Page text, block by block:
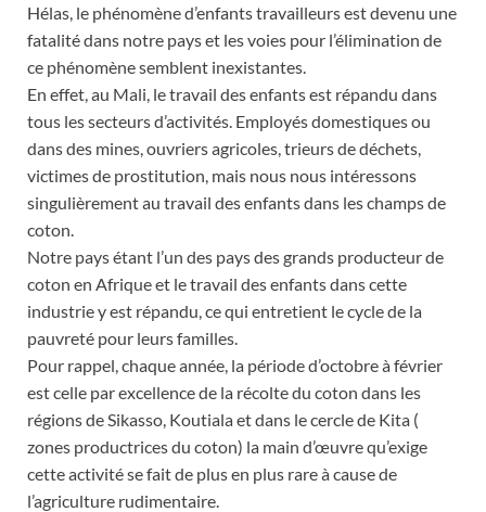
Hélas, le phénomène d’enfants travailleurs est devenu une
fatalité dans notre pays et les voies pour l’élimination de
ce phénomène semblent inexistantes.
En effet, au Mali, le travail des enfants est répandu dans
tous les secteurs d’activités. Employés domestiques ou
dans des mines, ouvriers agricoles, trieurs de déchets,
victimes de prostitution, mais nous nous intéressons
singulièrement au travail des enfants dans les champs de
coton.
Notre pays étant l’un des pays des grands producteur de
coton en Afrique et le travail des enfants dans cette
industrie y est répandu, ce qui entretient le cycle de la
pauvreté pour leurs familles.
Pour rappel, chaque année, la période d’octobre à février
est celle par excellence de la récolte du coton dans les
régions de Sikasso, Koutiala et dans le cercle de Kita (
zones productrices du coton) la main d’œuvre qu’exige
cette activité se fait de plus en plus rare à cause de
l’agriculture rudimentaire.